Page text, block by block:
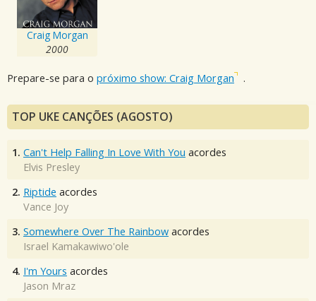
Craig Morgan
2000
Prepare-se para o próximo show: Craig Morgan .
TOP UKE CANÇÕES (AGOSTO)
1. Can't Help Falling In Love With You acordes
Elvis Presley
2. Riptide acordes
Vance Joy
3. Somewhere Over The Rainbow acordes
Israel Kamakawiwo'ole
4. I'm Yours acordes
Jason Mraz